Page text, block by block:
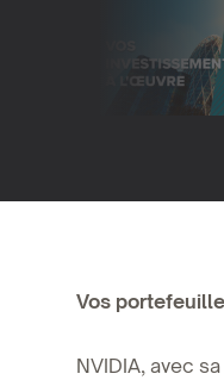
Vos
NVIDIA, avec